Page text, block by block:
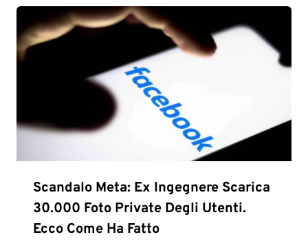
Scandalo Meta: Ex Ingegnere Scarica
30.000 Foto Private Degli Utenti.
Ecco Come Ha Fatto